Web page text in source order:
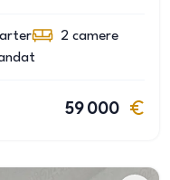
2 camere
59 000